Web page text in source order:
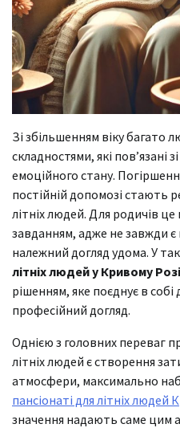
Зі збільшенням віку багато
складностями, які пов’язані
емоційного стану.
постійній допомозі стають
літніх людей. Для родичів
завданням, адже не завжди
належний догляд удома. У
літніх людей у Кривому Розі
рішенням, яке поєднує в
професійний догляд.
Однією з головних переваг
літніх людей є створення
атмосфери, максимально
пансіонаті для літніх людей
значення надають саме цим